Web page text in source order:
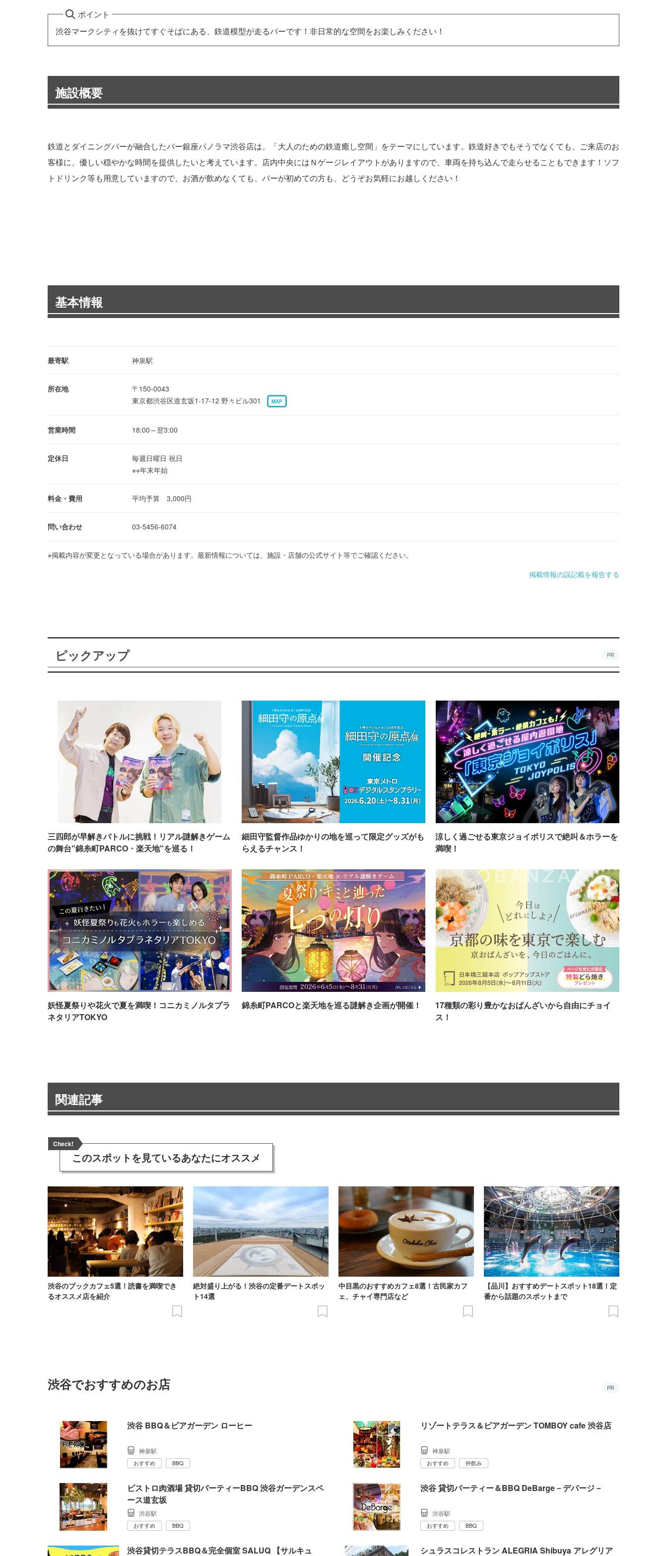
ポイント
渋谷マークシティを抜けてすぐそばにある、鉄道模型が走るバーです！非日常的な空間をお楽しみください！
施設概要
鉄道とダイニングバーが融合したバー銀座パノラマ渋谷店は、「大人のための鉄道癒し空間」をテーマにしています。鉄道好きでもそうでなくても、ご来店のお
客様に、優しい穏やかな時間を提供したいと考えています。店内中央にはＮゲージレイアウトがありますので、車両を持ち込んで走らせることもできます！ソフ
トドリンク等も用意していますので、お酒が飲めなくても、バーが初めての方も、どうぞお気軽にお越しください！
基本情報
最寄駅 神泉駅
所在地
〒150-0043
東京都渋谷区道玄坂1-17-12 野々ビル301
MAP
営業時間 18:00～翌3:00
定休日
毎週日曜日 祝日
※※年末年始
料金・費用 平均予算 3,000円
問い合わせ 03-5456-6074
※掲載内容が変更となっている場合があります。最新情報については、施設・店舗の公式サイト等でご確認ください。
掲載情報の誤記載を報告する
ピックアップ PR
三四郎が早解きバトルに挑戦！リアル謎解きゲーム
の舞台"錦糸町PARCO・楽天地"を巡る！
細田守監督作品ゆかりの地を巡って限定グッズがも
らえるチャンス！
涼しく過ごせる東京ジョイポリスで絶叫＆ホラーを
満喫！
妖怪夏祭りや花火で夏を満喫！コニカミノルタプラ
ネタリアTOKYO
錦糸町PARCOと楽天地を巡る謎解き企画が開催！
17種類の彩り豊かなおばんざいから自由にチョイ
ス！
関連記事
Check!
このスポットを見ているあなたにオススメ
渋谷のブックカフェ5選！読書を満喫でき
るオススメ店を紹介
絶対盛り上がる！渋谷の定番デートスポッ
ト14選
中目黒のおすすめカフェ8選！古民家カフ
ェ、チャイ専門店など
【品川】おすすめデートスポット18選！定
番から話題のスポットまで
渋谷でおすすめのお店 PR
渋谷 BBQ＆ビアガーデン ローヒー
神泉駅
おすすめ BBQ
リゾートテラス＆ビアガーデン TOMBOY cafe 渋谷店
神泉駅
おすすめ 外飲み
ビストロ肉酒場 貸切パーティーBBQ 渋谷ガーデンスペ
ース道玄坂
渋谷駅
おすすめ BBQ
渋谷 貸切パーティー＆BBQ DeBarge－デバージ－
渋谷駅
おすすめ BBQ
渋谷貸切テラスBBQ＆完全個室 SALUQ 【サルキュ シュラスコレストラン ALEGRIA Shibuya アレグリア